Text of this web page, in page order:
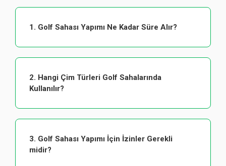
1. Golf Sahası Yapımı Ne Kadar Süre Alır?
2. Hangi Çim Türleri Golf Sahalarında
Kullanılır?
3. Golf Sahası Yapımı İçin İzinler Gerekli
midir?